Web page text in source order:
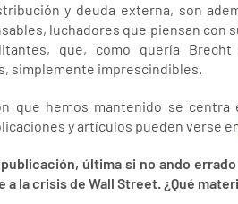
y deuda externa, son
luchadores que piensan con
que, como quería
simplemente imprescindibles.
que hemos mantenido se
y artículos pueden verse
última si no ando
a la crisis de Wall Street. ¿Qué